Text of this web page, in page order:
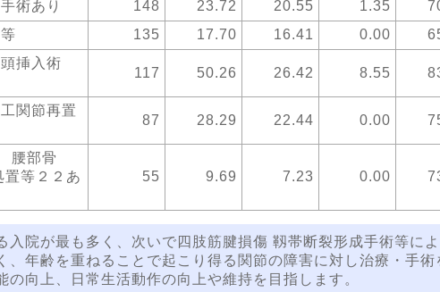
術あり 148 23.72 20.55 1.35
135 17.70 16.41 0.00
頭挿入術
117 50.26 26.42 8.55
関節再置
87 28.29 22.44 0.00
腰部骨
等２２あ
55 9.69 7.23 0.00
院が最も多く、次いで四肢筋腱損傷 靱帯断裂形成手術等に
年齢を重ねることで起こり得る関節の障害に対し治療・手術
向上、日常生活動作の向上や維持を目指します。